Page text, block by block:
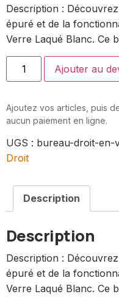
Description :
épuré et de la
Verre Laqué Blanc. Ce
Ajouter au
Ajoutez vos articles, puis
aucun paiement en ligne.
UGS : bureau-droit-en-
Droit
Description
Description
Description :
épuré et de la
Verre Laqué Blanc. Ce